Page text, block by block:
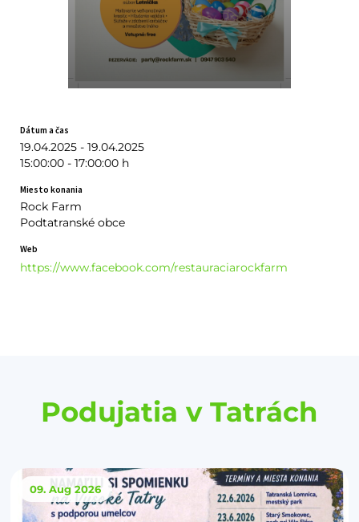
Dátum a čas
19.04.2025 - 19.04.2025
15:00:00 - 17:00:00 h
Miesto konania
Rock Farm
Podtatranské obce
Web
https://www.facebook.com/restauraciarockfarm
Podujatia v Tatrách
09. Aug 2026